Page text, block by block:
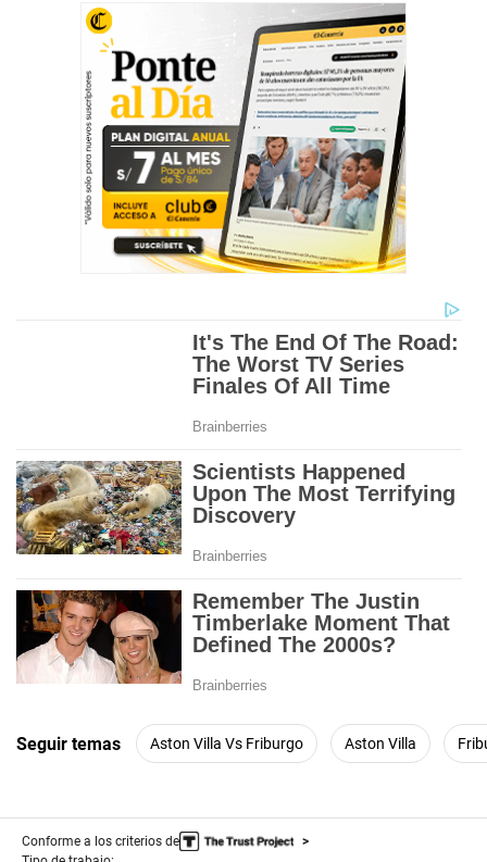
Seguir temas Aston Villa Vs Friburgo Aston Villa
Conforme a los criterios de